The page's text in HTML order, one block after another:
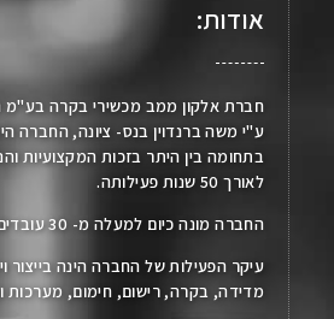
אודות:
ע"י משה ברנדוין בנס- ציונה, החברה
בתחומה בין היתר בזכות המקצועיות
לאורך 50 שנות פעילותה.
החברה מונה כיום למעלה מ- 30 עובדים.
עיקר הפעילות של החברה הינה בייצור
מדידה, בקרה, רישום, חימום, מערכות